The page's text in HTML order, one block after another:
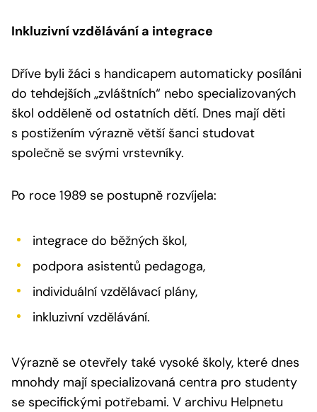
Inkluzivní vzdělávání a integrace
Dříve byli žáci s handicapem automaticky posíláni
do tehdejších „zvláštních“ nebo specializovaných
škol odděleně od ostatních dětí. Dnes mají děti
s postižením výrazně větší šanci studovat
společně se svými vrstevníky.
Po roce 1989 se postupně rozvíjela:
integrace do běžných škol,
podpora asistentů pedagoga,
individuální vzdělávací plány,
inkluzivní vzdělávání.
Výrazně se otevřely také vysoké školy, které dnes
mnohdy mají specializovaná centra pro studenty
se specifickými potřebami. V archivu Helpnetu